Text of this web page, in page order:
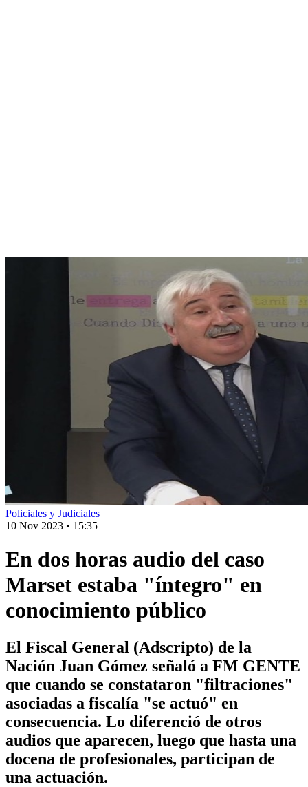
Policiales y Judiciales
10 Nov 2023 • 15:35
En dos horas audio del caso
Marset estaba "íntegro" en
conocimiento público
El Fiscal General (Adscripto) de la
Nación Juan Gómez señaló a FM GENTE
que cuando se constataron "filtraciones"
asociadas a fiscalía "se actuó" en
consecuencia. Lo diferenció de otros
audios que aparecen, luego que hasta una
docena de profesionales, participan de
una actuación.